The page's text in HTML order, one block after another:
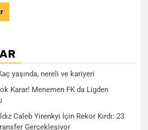
yaşında, nereli ve kariyeri
Karar! Menemen FK da Ligden
Caleb Yirenkyi İçin Rekor Kırdı: 23
Gerçekleşiyor